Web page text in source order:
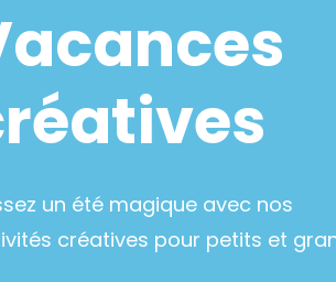
un été magique avec nos
créatives pour petits et